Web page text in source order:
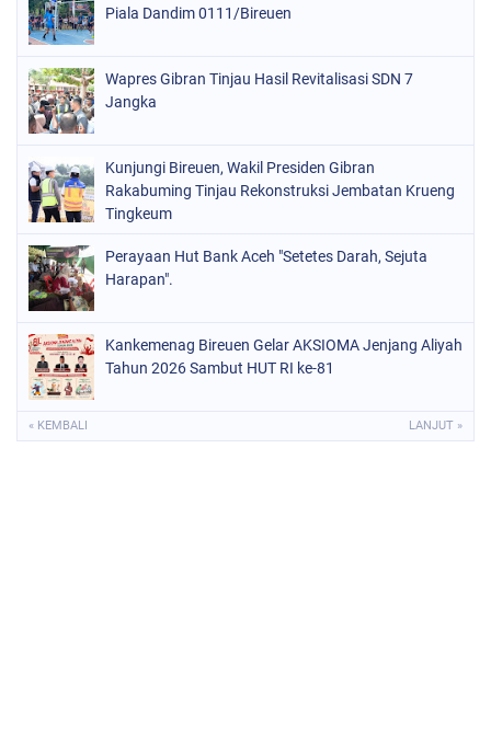
Piala Dandim 0111/Bireuen
Wapres Gibran Tinjau Hasil Revitalisasi SDN 7
Jangka
Kunjungi Bireuen, Wakil Presiden Gibran
Rakabuming Tinjau Rekonstruksi Jembatan Krueng
Tingkeum
Perayaan Hut Bank Aceh "Setetes Darah, Sejuta
Harapan".
Kankemenag Bireuen Gelar AKSIOMA Jenjang Aliyah
Tahun 2026 Sambut HUT RI ke-81
« KEMBALI LANJUT »